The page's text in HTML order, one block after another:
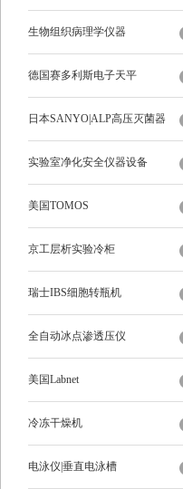
生物组织病理学仪器
德国赛多利斯电子天平
日本SANYO|ALP高压灭菌器
实验室净化安全仪器设备
美国TOMOS
京工层析实验冷柜
瑞士IBS细胞转瓶机
全自动冰点渗透压仪
美国Labnet
冷冻干燥机
电泳仪|垂直电泳槽